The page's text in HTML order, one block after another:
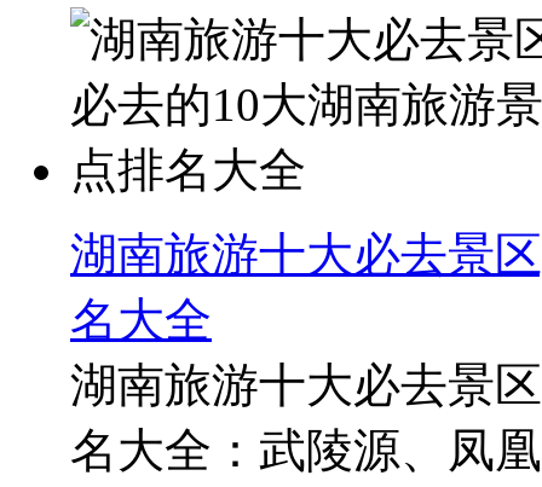
湖南旅游十大必去景
名大全
湖南旅游十大必去景
名大全：武陵源、凤